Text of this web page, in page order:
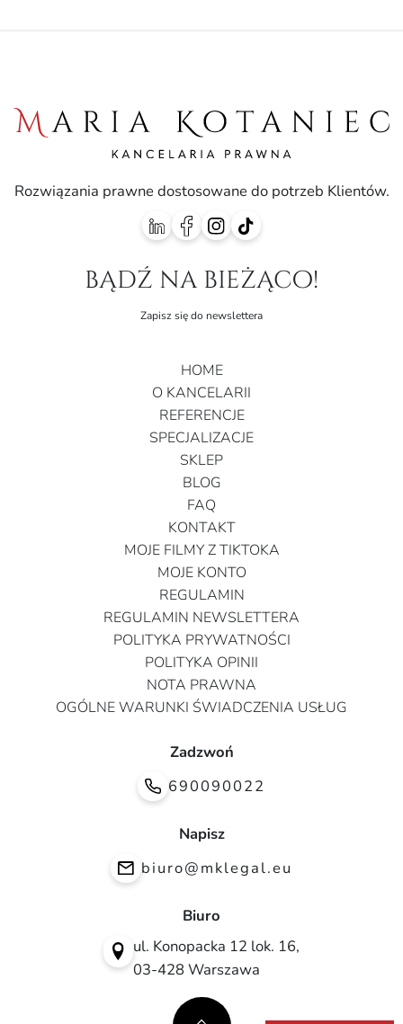
Rozwiązania prawne dostosowane do potrzeb Klientów.
bądź na bieżąco!
Zapisz się do newslettera
HOME
O KANCELARII
REFERENCJE
SPECJALIZACJE
SKLEP
BLOG
FAQ
KONTAKT
MOJE FILMY Z TIKTOKA
MOJE KONTO
REGULAMIN
REGULAMIN NEWSLETTERA
POLITYKA PRYWATNOŚCI
POLITYKA OPINII
NOTA PRAWNA
OGÓLNE WARUNKI ŚWIADCZENIA USŁUG
Zadzwoń
690090022
Napisz
biuro@mklegal.eu
Biuro
ul. Konopacka 12 lok. 16,
03-428 Warszawa